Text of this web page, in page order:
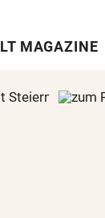
MAGAZINE